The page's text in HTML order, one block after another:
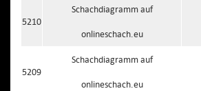
5210
Schachdiagramm auf
onlineschach.eu
5209
Schachdiagramm auf
onlineschach.eu